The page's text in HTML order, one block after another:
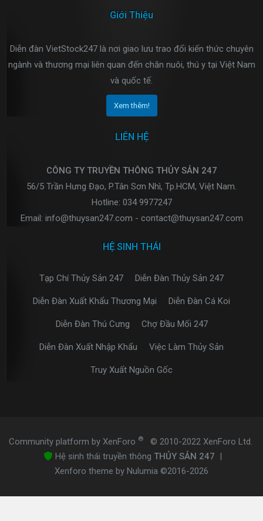
Giới Thiệu
Diễn đàn VietStock247 là nơi giao lưu trao đổi kiến thức chuyên
ngành và thương mại liên quan đến chăn nuôi, thú y tại Việt Nam
và quốc tế.
Xem thêm!
LIÊN HỆ
CÔNG TY TRUYỀN THÔNG THỦY SẢN 247
56/5 Trần Hưng Đạo, P.Tân Sơn Nhì, Tp.HCM, Việt Nam.
Hotline: 034 9977247
Email: info@thuysan247.com - contact@thuysan247.com
HỆ SINH THÁI
Tạp Chí Thủy Sản 247 Diễn Đàn Thủy Sản 247
Diễn Đàn Xuất Khẩu Thương Mại Diễn Đàn Cá Koi
Diễn Đàn Thú Cưng Chợ Đầu Mối 247
Diễn Đàn Xuất Nhập Khẩu Việc Làm Thủy Sản
Truy Xuất Nguồn Gốc
Community platform by XenForo ®
© 2010-2022 XenForo Ltd.
Hệ sinh thái truyền thông THỦY SẢN 247 |
Xenforo theme by Nulumia ©2016-2026